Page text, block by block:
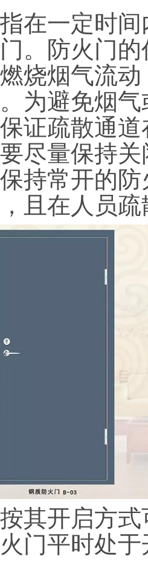
在一定时间
。防火门
烧烟气流
为避免烟
证疏散通
尽量保持
持常开的
且在人员
开启方式
门平时处